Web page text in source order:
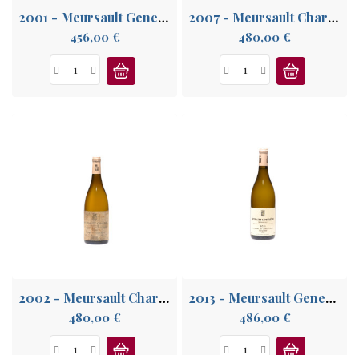
2001 - Meursault Genevrières 1° Cru
456,00 €Prix
2007 - Meursault Charmes 1° Cru
480,00 €Prix
2002 - Meursault Charmes 1° Cru
480,00 €Prix
2013 - Meursault Genevrières 1° Cru
486,00 €Prix